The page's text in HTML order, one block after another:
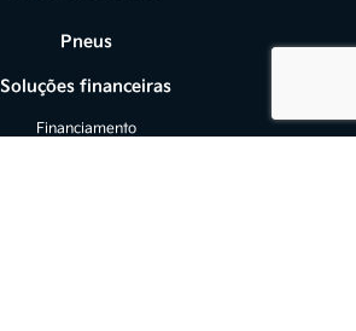
Pneus
Soluções financeiras
Financiamento